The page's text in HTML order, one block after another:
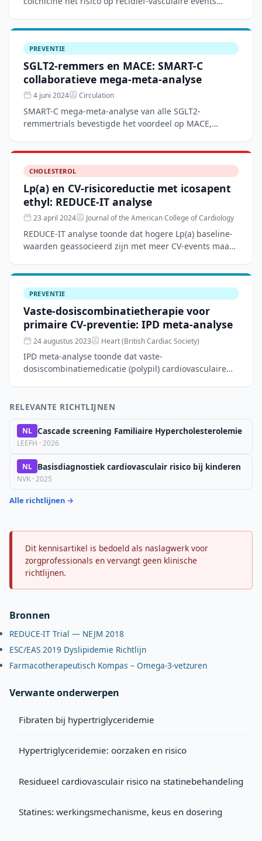
PREVENTIE
SGLT2-remmers en MACE: SMART-C
collaboratieve mega-meta-analyse
4 juni 2024 Circulation
SMART-C mega-meta-analyse van alle SGLT2-
remmertrials bevestigde het voordeel op MACE,
CHOLESTEROL
Lp(a) en CV-risicoreductie met icosapent
ethyl: REDUCE-IT analyse
23 april 2024 Journal of the American College of Cardiology
REDUCE-IT analyse toonde dat hogere Lp(a) baseline-
waarden geassocieerd zijn met meer CV-events maar
van L
PREVENTIE
Vaste-dosiscombinatietherapie voor
primaire CV-preventie: IPD meta-analyse
24 augustus 2023 Heart (British Cardiac Society)
IPD meta-analyse toonde dat vaste-
dosiscombinatiemedicatie (polypil) cardiovasculaire
RELEVANTE RICHTLIJNEN
NL Cascade screening Familiaire Hypercholesterolemie
LEEFH · 2026
NL Basisdiagnostiek cardiovasculair risico bij kinderen
NVK · 2025
Alle richtlijnen →
Dit kennisartikel is bedoeld als naslagwerk voor
zorgprofessionals en vervangt geen klinische
richtlijnen.
Bronnen
REDUCE-IT Trial — NEJM 2018
ESC/EAS 2019 Dyslipidemie Richtlijn
Farmacotherapeutisch Kompas – Omega-3-vetzuren
Verwante onderwerpen
Fibraten bij hypertriglyceridemie
Hypertriglyceridemie: oorzaken en risico
Residueel cardiovasculair risico na statinebehandeling
Statines: werkingsmechanisme, keus en dosering